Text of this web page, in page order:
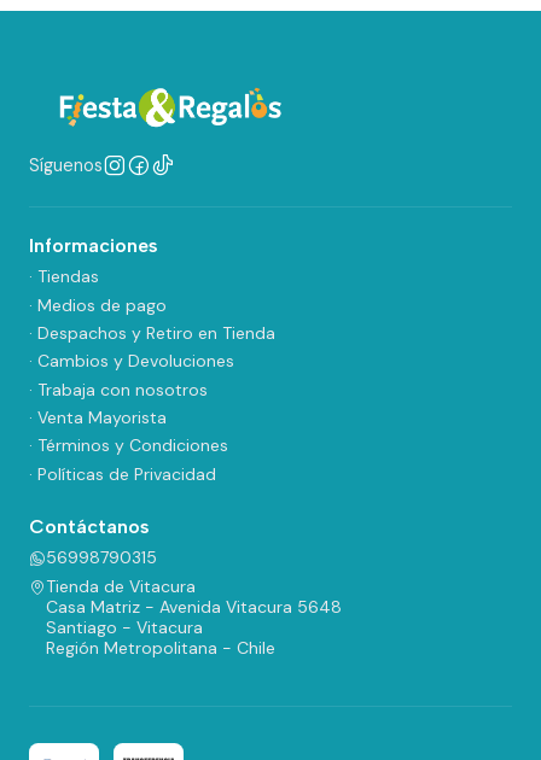
Síguenos
Informaciones
· Tiendas
· Medios de pago
· Despachos y Retiro en Tienda
· Cambios y Devoluciones
· Trabaja con nosotros
· Venta Mayorista
· Términos y Condiciones
· Políticas de Privacidad
Contáctanos
56998790315
Tienda de Vitacura
Casa Matriz - Avenida Vitacura 5648
Santiago - Vitacura
Región Metropolitana - Chile